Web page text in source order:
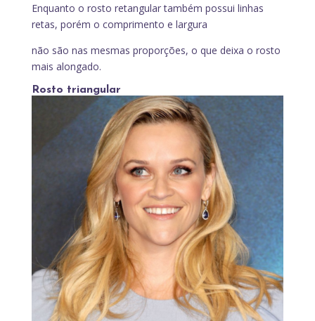
Enquanto o rosto retangular também possui linhas
retas, porém o comprimento e largura
não são nas mesmas proporções, o que deixa o rosto
mais alongado.
Rosto triangular